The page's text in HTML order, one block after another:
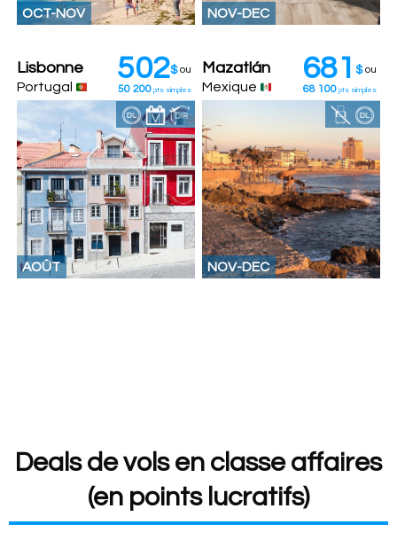
OCT-NOV NOV-DEC
Lisbonne
Portugal
502$ou
50 200pts simples
AOÛT
Mazatlán
Mexique
681 $ou
68 100pts simples
NOV-DEC
Deals de vols en classe affaires
(en points lucratifs)